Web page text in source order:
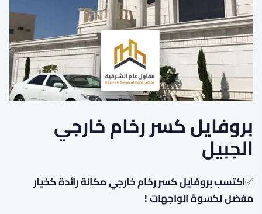
بروفايل كسر رخام خارجي
الجبيل
✅اكتسب بروفايل كسر رخام خارجي مكانة رائدة كخيار
مفضل لكسوة الواجهات !